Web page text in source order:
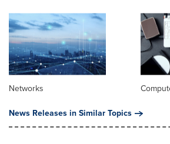
Networks
News Releases in Similar Topics